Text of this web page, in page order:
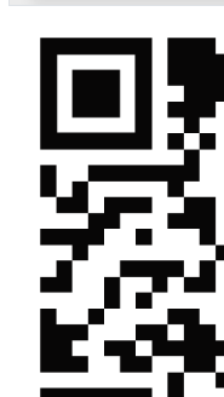
Gam màu sáng trong
Khi khoa học - công
“Đi tắt, đón đầu” các
Quảng bá hình ảnh Đắk
phẩm OCOP năm 2025
Kịch bản tăng trưởng